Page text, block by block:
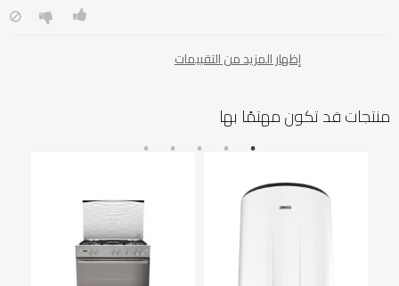
إظهار المزيد من التقييمات
منتجات قد تكون مهتمًا بها